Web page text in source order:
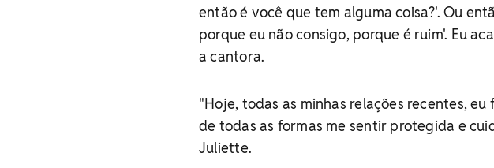
então é você que tem alguma coisa?'. Ou
porque eu não consigo, porque é ruim'. Eu
a cantora.
"Hoje, todas as minhas relações recentes,
de todas as formas me sentir protegida e
Juliette.